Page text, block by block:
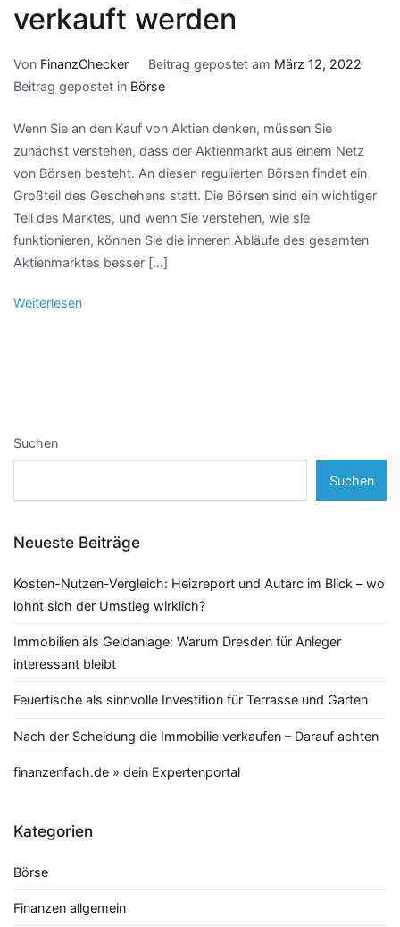
verkauft werden
Von FinanzChecker Beitrag gepostet am März 12, 2022
Beitrag gepostet in Börse
Wenn Sie an den Kauf von Aktien denken, müssen Sie
zunächst verstehen, dass der Aktienmarkt aus einem Netz
von Börsen besteht. An diesen regulierten Börsen findet ein
Großteil des Geschehens statt. Die Börsen sind ein wichtiger
Teil des Marktes, und wenn Sie verstehen, wie sie
funktionieren, können Sie die inneren Abläufe des gesamten
Aktienmarktes besser […]
Weiterlesen
Suchen
Suchen
Neueste Beiträge
Kosten-Nutzen-Vergleich: Heizreport und Autarc im Blick – wo
lohnt sich der Umstieg wirklich?
Immobilien als Geldanlage: Warum Dresden für Anleger
interessant bleibt
Feuertische als sinnvolle Investition für Terrasse und Garten
Nach der Scheidung die Immobilie verkaufen – Darauf achten
finanzenfach.de » dein Expertenportal
Kategorien
Börse
Finanzen allgemein